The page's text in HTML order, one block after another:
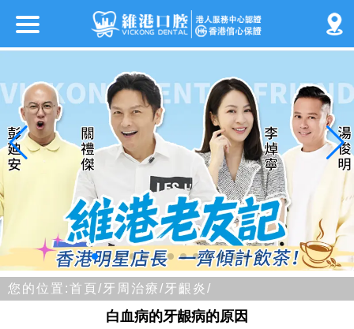
您的位置:首頁/ 牙周治療/ 牙齦炎/
白血病的牙龈病的原因